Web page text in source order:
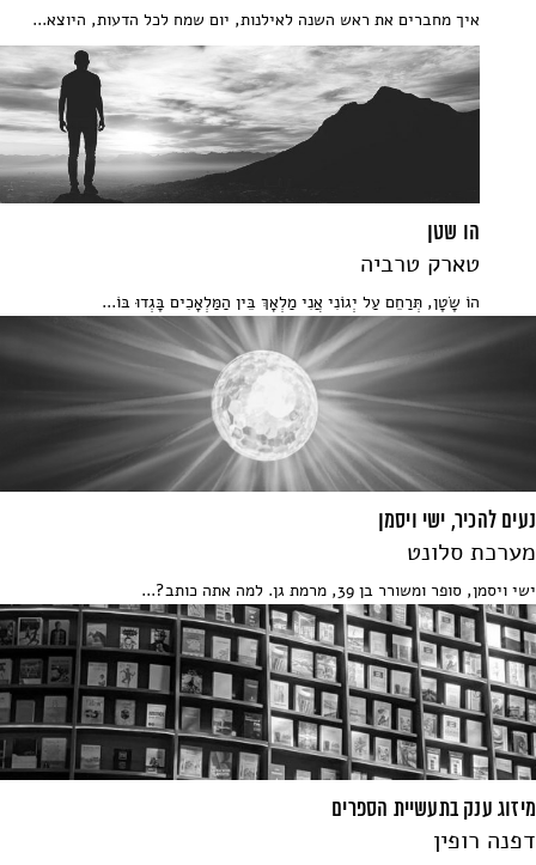
איך מחברים את ראש השנה לאילנות, יום שמח לכל הדעות, היוצא...
הו שטן
טארק טרביה
הוֹ שָׂטָן, תְּרַחֵם עַל יְגוֹנִי אֲנִי מַלְאָךְ בֵּין הַמַּלְאָכִים בָּגְדוּ בּוֹ...
נעים להכיר, ישי ויסמן
מערכת סלונט
ישי ויסמן, סופר ומשורר בן 39, מרמת גן. למה אתה כותב?...
מיזוג ענק בתעשיית הספרים
דפנה רופין